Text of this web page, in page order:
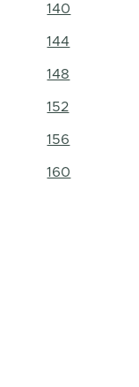
140
144
148
152
156
160